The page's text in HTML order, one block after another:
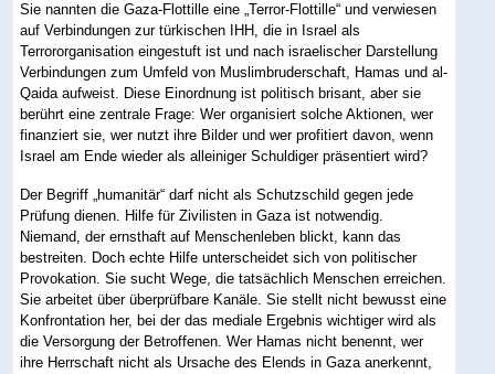
Sie nannten die Gaza-Flottille eine „Terror-Flottille“ und verwiesen
auf Verbindungen zur türkischen IHH, die in Israel als
Terrororganisation eingestuft ist und nach israelischer Darstellung
Verbindungen zum Umfeld von Muslimbruderschaft, Hamas und al-
Qaida aufweist. Diese Einordnung ist politisch brisant, aber sie
berührt eine zentrale Frage: Wer organisiert solche Aktionen, wer
finanziert sie, wer nutzt ihre Bilder und wer profitiert davon, wenn
Israel am Ende wieder als alleiniger Schuldiger präsentiert wird?
Der Begriff „humanitär“ darf nicht als Schutzschild gegen jede
Prüfung dienen. Hilfe für Zivilisten in Gaza ist notwendig.
Niemand, der ernsthaft auf Menschenleben blickt, kann das
bestreiten. Doch echte Hilfe unterscheidet sich von politischer
Provokation. Sie sucht Wege, die tatsächlich Menschen erreichen.
Sie arbeitet über überprüfbare Kanäle. Sie stellt nicht bewusst eine
Konfrontation her, bei der das mediale Ergebnis wichtiger wird als
die Versorgung der Betroffenen. Wer Hamas nicht benennt, wer
ihre Herrschaft nicht als Ursache des Elends in Gaza anerkennt,